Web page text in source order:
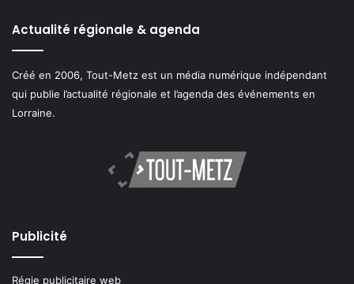
Actualité régionale & agenda
Créé en 2006, Tout-Metz est un média numérique indépendant
qui publie l’actualité régionale et l’agenda des événements en
Lorraine.
Publicité
Régie publicitaire web